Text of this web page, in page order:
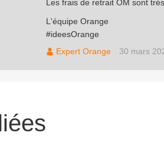
Les frais de retrait OM sont
L'équipe Orange
#ideesOrange
Expert Orange
30 mars